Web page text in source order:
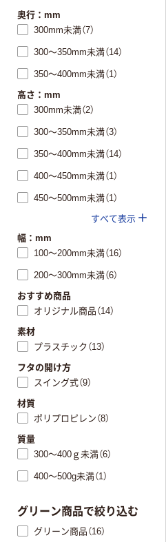
奥行：mm
300mm未満（7）
300～350mm未満（14）
350～400mm未満（1）
高さ：mm
300mm未満（2）
300～350mm未満（3）
350～400mm未満（14）
400～450mm未満（1）
450～500mm未満（1）
すべて表示
幅：mm
100～200mm未満（16）
200～300mm未満（6）
おすすめ商品
オリジナル商品（14）
素材
プラスチック（13）
フタの開け方
スイング式（9）
材質
ポリプロピレン（8）
質量
300～400ｇ未満（6）
400～500g未満（1）
グリーン商品で絞り込む
グリーン商品（16）